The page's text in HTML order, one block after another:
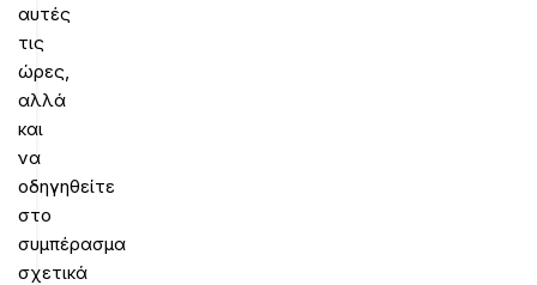
αυτές
τις
ώρες,
αλλά
και
να
οδηγηθείτε
στο
συμπέρασμα
σχετικά